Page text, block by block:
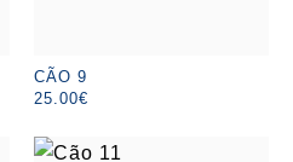
CÃO 9
25.00€